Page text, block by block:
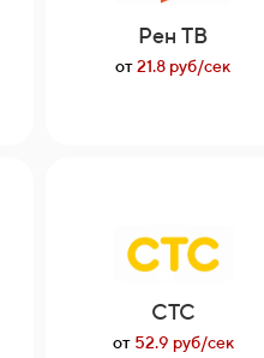
Рен ТВ
от21.8 руб/сек
СТС
от52.9 руб/сек